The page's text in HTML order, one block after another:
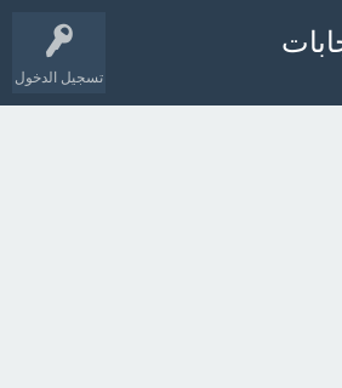
تسجيل الدخول